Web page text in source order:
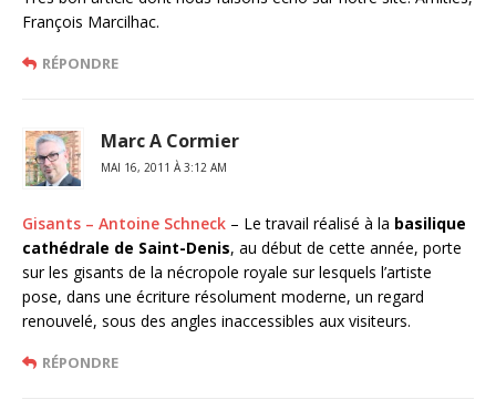
François Marcilhac.
RÉPONDRE
Marc A Cormier
MAI 16, 2011 À 3:12 AM
Gisants – Antoine Schneck – Le travail réalisé à la basilique
cathédrale de Saint-Denis, au début de cette année, porte
sur les gisants de la nécropole royale sur lesquels l’artiste
pose, dans une écriture résolument moderne, un regard
renouvelé, sous des angles inaccessibles aux visiteurs.
RÉPONDRE